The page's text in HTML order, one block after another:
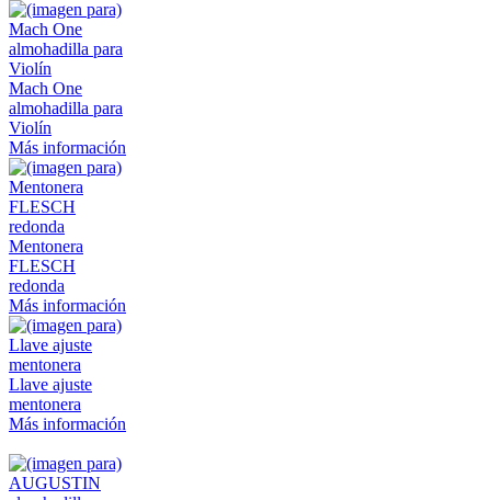
Mach One
almohadilla para
Violín
Más información
Mentonera
FLESCH
redonda
Más información
Llave ajuste
mentonera
Más información